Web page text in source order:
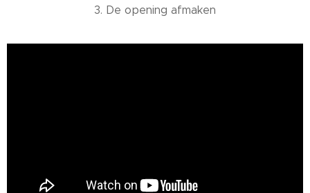
3. De opening afmaken